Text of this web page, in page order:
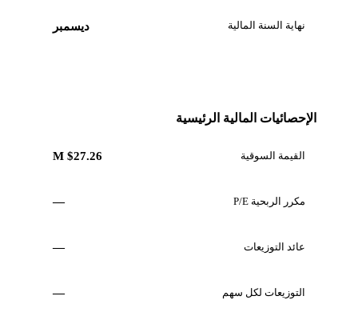
نهاية السنة المالية ديسمبر
الإحصائيات المالية الرئيسية
القيمة السوقية $27.26 M
مكرر الربحية P/E —
عائد التوزيعات —
التوزيعات لكل سهم —